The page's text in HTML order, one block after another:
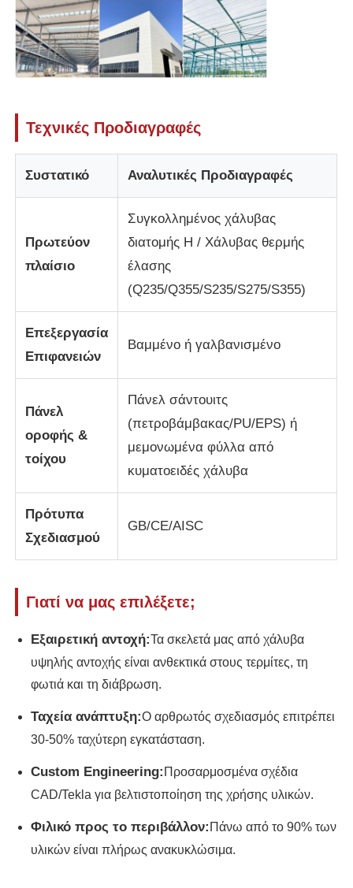
επαφή
Νέα
Όλες οι περιπτώσεις
Ζητήστε ένα απόσπασμα
Οικοδόμηση δομής χάλυβα
Εργαστήριο Μεταλλικών Κατασκευών
αποθήκη χάλυβα
Βαριά δομή χάλυβα
Γέφυρα από χάλυβα
γραφείο δομής χάλυβα
Βιομηχανική μεταλλική κατασκευή
Δημόσιο κτίριο από χάλυβα
Εμπορική δομή χάλυβα
Προπαρασκευασμένη δομή από χάλυβα
Τεχνικές Προδιαγραφές
Συστατικό Αναλυτικές Προδιαγραφές
Πρωτεύον
πλαίσιο
Συγκολλημένος χάλυβας
διατομής H / Χάλυβας θερμής
έλασης
(Q235/Q355/S235/S275/S355)
Επεξεργασία
Επιφανειών
Βαμμένο ή γαλβανισμένο
Πάνελ
οροφής &
τοίχου
Πάνελ σάντουιτς
(πετροβάμβακας/PU/EPS) ή
μεμονωμένα φύλλα από
κυματοειδές χάλυβα
Πρότυπα
Σχεδιασμού
GB/CE/AISC
Γιατί να μας επιλέξετε;
Εξαιρετική αντοχή:Τα σκελετά μας από χάλυβα
υψηλής αντοχής είναι ανθεκτικά στους τερμίτες, τη
φωτιά και τη διάβρωση.
Ταχεία ανάπτυξη:Ο αρθρωτός σχεδιασμός επιτρέπει
30-50% ταχύτερη εγκατάσταση.
Custom Engineering: Προσαρμοσμένα σχέδια
CAD/Tekla για βελτιστοποίηση της χρήσης υλικών.
Φιλικό προς το περιβάλλον: Πάνω από το 90% των
υλικών είναι πλήρως ανακυκλώσιμα.